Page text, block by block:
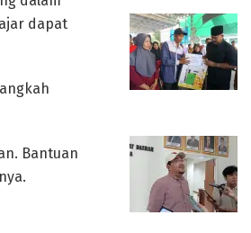
dapat
Bantuan